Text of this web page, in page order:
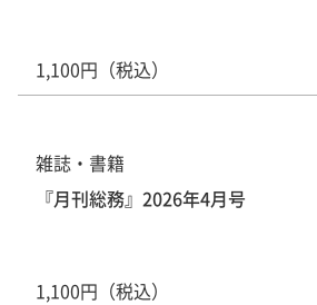
1,100円（税込）
雑誌・書籍
『月刊総務』2026年4月号
1,100円（税込）